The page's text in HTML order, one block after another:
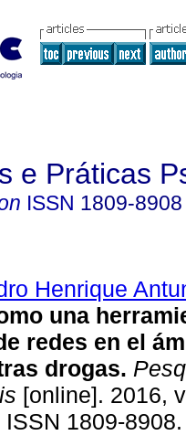
e Práticas
ISSN 1809-8908
Henrique
una
redes en el
drogas.
[online]. 2016,
1809-8908.